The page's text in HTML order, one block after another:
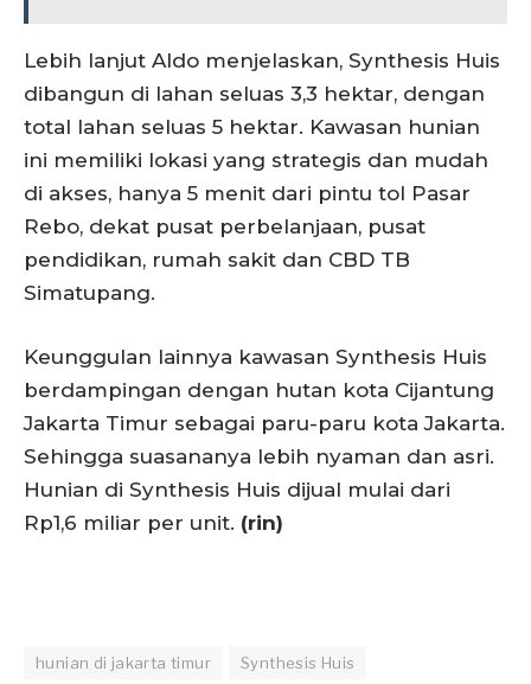
Lebih lanjut Aldo menjelaskan, Synthesis Huis
dibangun di lahan seluas 3,3 hektar, dengan
total lahan seluas 5 hektar. Kawasan hunian
ini memiliki lokasi yang strategis dan mudah
di akses, hanya 5 menit dari pintu tol Pasar
Rebo, dekat pusat perbelanjaan, pusat
pendidikan, rumah sakit dan CBD TB
Simatupang.
Keunggulan lainnya kawasan Synthesis Huis
berdampingan dengan hutan kota Cijantung
Jakarta Timur sebagai paru-paru kota Jakarta.
Sehingga suasananya lebih nyaman dan asri.
Hunian di Synthesis Huis dijual mulai dari
Rp1,6 miliar per unit. (rin)
hunian di jakarta timur Synthesis Huis